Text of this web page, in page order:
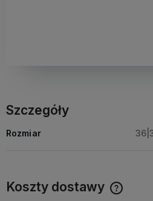
Szczegóły
Rozmiar
Koszty dostawy